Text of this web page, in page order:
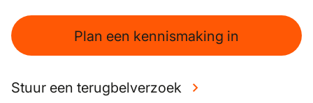
Plan een kennismaking in
Stuur een terugbelverzoek